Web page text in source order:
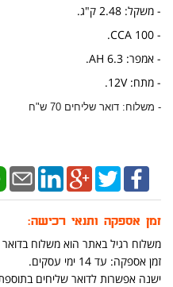
- משקל: 2.48 ק"ג.
- 100 CCA.
- אמפר: 6.3 AH.
- מתח: 12V.
- משלוח: דואר שליחים 70 ש"ח
זמן אספקה ותנאי רכישה:
משלוח רגיל באתר הוא משלוח
זמן אספקה: עד 14 ימי עסקים.